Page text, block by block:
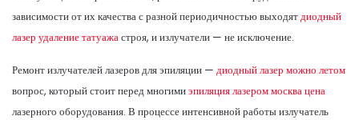
зависимости от их качества с разной периодичностью выходятдиодный
лазер удаление татуажастроя, и излучатели — не исключение.
Ремонт излучателей лазеров для эпиляции — диодный лазер можно летом
вопрос, который стоит перед многимиэпиляция лазером москва цена
лазерного оборудования. В процессе интенсивной работы излучатель